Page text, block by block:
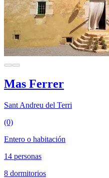
Mas Ferrer
Sant Andreu del Terri
(0)
Entero o habitación
14 personas
8 dormitorios